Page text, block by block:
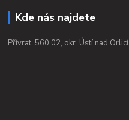
Kde nás najdete
Přívrat, 560 02, okr. Ústí nad Orlicí